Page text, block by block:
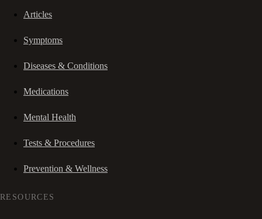
Articles
Symptoms
Diseases & Conditions
Medications
Mental Health
Tests & Procedures
Prevention & Wellness
RESOURCES